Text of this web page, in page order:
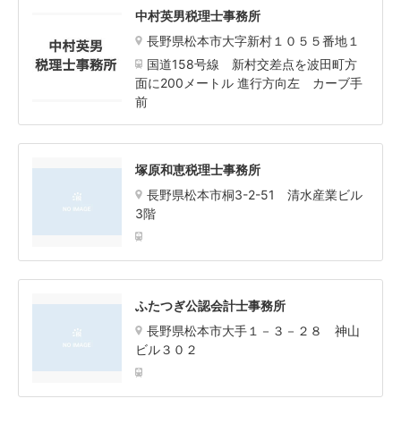
中村英男税理士事務所
長野県松本市大字新村１０５５番地１
国道158号線 新村交差点を波田町方
面に200メートル 進行方向左 カーブ手
前
塚原和恵税理士事務所
長野県松本市桐3-2-51 清水産業ビル
3階
ふたつぎ公認会計士事務所
長野県松本市大手１－３－２８ 神山
ビル３０２